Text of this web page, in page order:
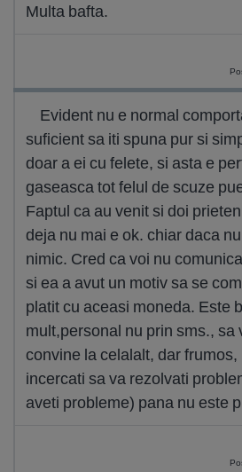
Multa bafta.
Evident nu e normal
suficient sa iti spuna pur si
doar a ei cu felete, si asta e
gaseasca tot felul de scuze
Faptul ca au venit si doi
deja nu mai e ok. chiar daca
nimic. Cred ca voi nu
si ea a avut un motiv sa se
platit cu aceasi moneda. Este
mult,personal nu prin sms., sa
convine la celalalt, dar
incercati sa va rezolvati
aveti probleme) pana nu este